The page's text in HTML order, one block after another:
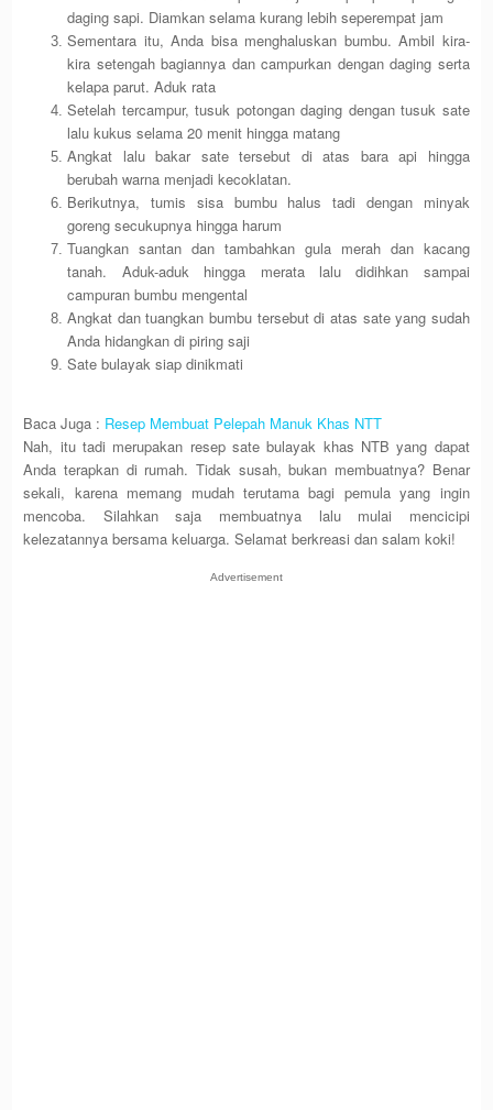
daging sapi. Diamkan selama kurang lebih seperempat jam
Sementara itu, Anda bisa menghaluskan bumbu. Ambil kira-
kira setengah bagiannya dan campurkan dengan daging serta
kelapa parut. Aduk rata
Setelah tercampur, tusuk potongan daging dengan tusuk sate
lalu kukus selama 20 menit hingga matang
Angkat lalu bakar sate tersebut di atas bara api hingga
berubah warna menjadi kecoklatan.
Berikutnya, tumis sisa bumbu halus tadi dengan minyak
goreng secukupnya hingga harum
Tuangkan santan dan tambahkan gula merah dan kacang
tanah. Aduk-aduk hingga merata lalu didihkan sampai
campuran bumbu mengental
Angkat dan tuangkan bumbu tersebut di atas sate yang sudah
Anda hidangkan di piring saji
Sate bulayak siap dinikmati
Baca Juga : Resep Membuat Pelepah Manuk Khas NTT
Nah, itu tadi merupakan resep sate bulayak khas NTB yang dapat
Anda terapkan di rumah. Tidak susah, bukan membuatnya? Benar
sekali, karena memang mudah terutama bagi pemula yang ingin
mencoba. Silahkan saja membuatnya lalu mulai mencicipi
kelezatannya bersama keluarga. Selamat berkreasi dan salam koki!
Advertisement